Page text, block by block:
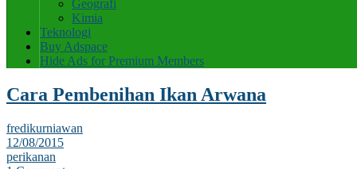
Geografi
Kimia
Teknologi
Buy Adspace
Hide Ads for Premium Members
Cara Pembenihan Ikan Arwana
fredikurniawan
12/08/2015
perikanan